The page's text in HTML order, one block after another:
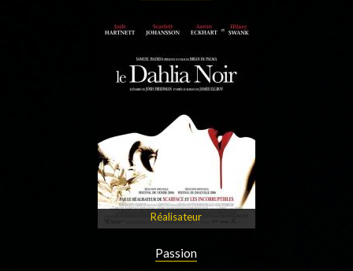
Réalisateur
Passion